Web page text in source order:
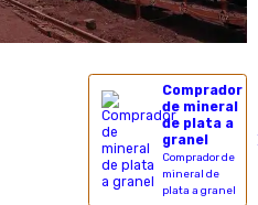
Comprador
de mineral
de plata a
granel
Comprador de
mineral de
plata a granel